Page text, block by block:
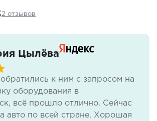
2 отзывов
Цылёва
к ним с запросом на
оборудования в
всё прошло отлично. Сейчас
авто по всей стране. Хорошая